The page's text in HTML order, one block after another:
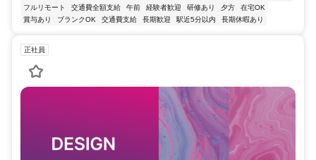
フルリモート
交通費全額支給 午前 経験者歓迎 研修あり 夕方
在宅OK
賞与あり
ブランクOK 交通費支給 長期歓迎 駅近5分以内 長期休暇あり
正社員